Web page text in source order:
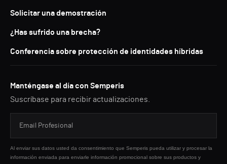
Solicitar una demostración
¿Has sufrido una brecha?
Conferencia sobre protección de identidades híbridas
Manténgase al día con Semperis
Suscríbase para recibir actualizaciones.
Al enviar sus datos usted da consentimiento que Semperis pueda utilizar y procesar la
información enviada para enviarle información promocional sobre sus productos y